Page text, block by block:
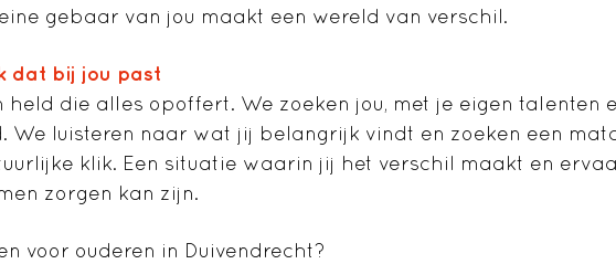
gebaar van jou maakt een wereld van verschil.
dat bij jou past
held die alles opoffert. We zoeken jou, met je eigen talenten
We luisteren naar wat jij belangrijk vindt en zoeken een
klik. Een situatie waarin jij het verschil maakt en
zorgen kan zijn.
voor ouderen in Duivendrecht?